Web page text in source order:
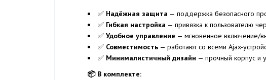
✅ Надёжная защита — поддержка безопасного
✅ Гибкая настройка — привязка к пользователю
✅ Удобное управление — мгновенное включение/
✅ Совместимость — работают со всеми Ajax-
✅ Минималистичный дизайн — прочный корпус и
📦 В комплекте: